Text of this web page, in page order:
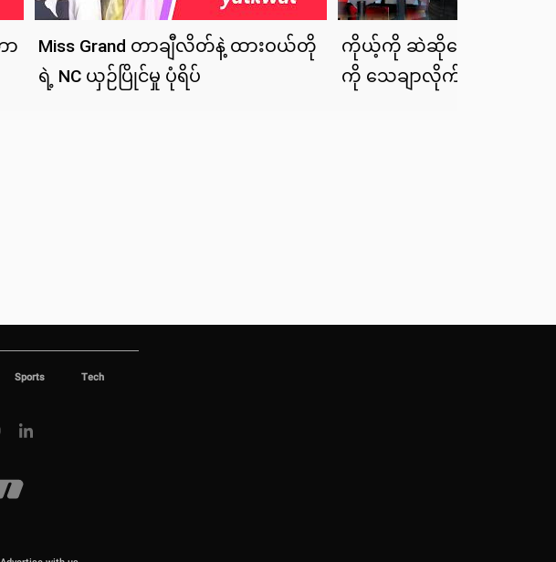
Sports Tech